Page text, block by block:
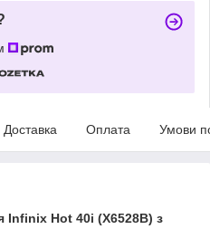
Доставка Оплата Умови
Infinix Hot 40i (X6528B) з